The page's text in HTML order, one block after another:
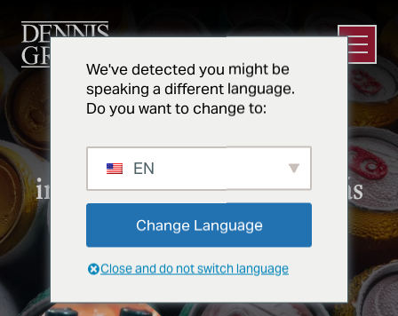
Abrir el
BEBIDAS
Diseñar y construir
instalaciones de bebidas más
inteligentes y sostenibles
We've detected you might be
speaking a different language.
Do you want to change to:
EN
Change Language
Close and do not switch language